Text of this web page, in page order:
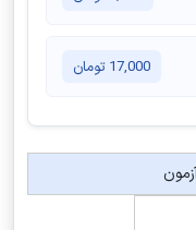
17,000 تومان